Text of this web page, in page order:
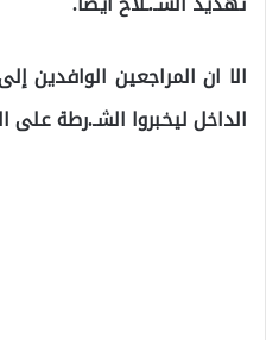
الا ان المراجعين
الداخل ليخبروا الشـ.رطة على